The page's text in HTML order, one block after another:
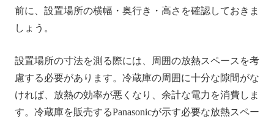
前に、設置場所の横幅・奥行き・高さを確認しておきま
しょう。
設置場所の寸法を測る際には、周囲の放熱スペースを考
慮する必要があります。冷蔵庫の周囲に十分な隙間がな
ければ、放熱の効率が悪くなり、余計な電力を消費しま
す。冷蔵庫を販売するPanasonicが示す必要な放熱スペー